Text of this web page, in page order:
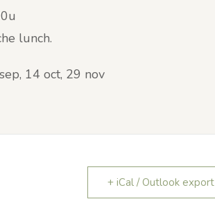
lunch.
14 oct, 29 nov
+ iCal / Outlook export